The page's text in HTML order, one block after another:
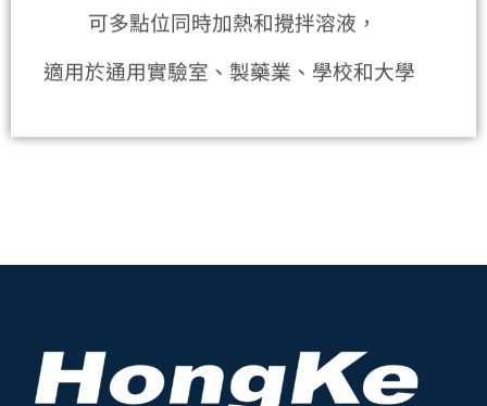
可多點位同時加熱和攪拌溶液，
適用於通用實驗室、製藥業、學校和大學